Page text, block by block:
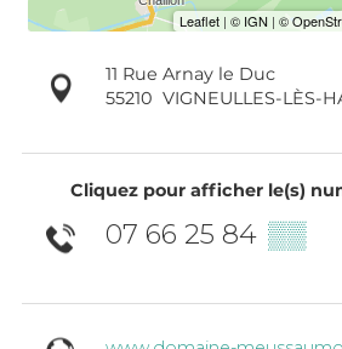
11 Rue Arnay le Duc
55210 VIGNEULLES-LÈS-
Cliquez pour afficher le(s)
07 66 25 84 ▒▒